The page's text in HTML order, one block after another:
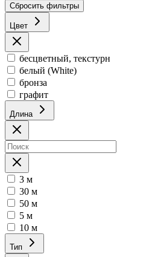
Сбросить фильтры
Цвет
бесцветный, текстурн
белый (White)
бронза
графит
Длина
3 м
30 м
50 м
5 м
10 м
Тип